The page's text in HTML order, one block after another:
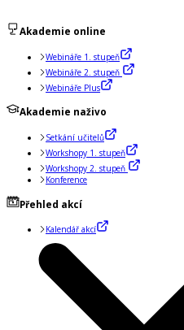
Akademie online
Webináře 1. stupeň
Webináře 2. stupeň
Webináře Plus
Akademie naživo
Setkání učitelů
Workshopy 1. stupeň
Workshopy 2. stupeň
Konference
Přehled akcí
Kalendář akcí